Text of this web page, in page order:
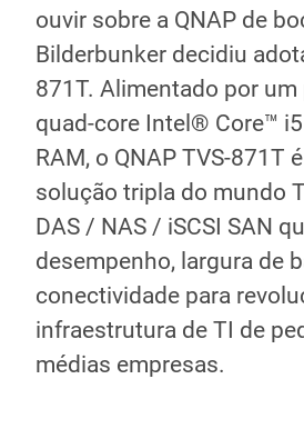
ouvir sobre a QNAP de
Bilderbunker decidiu
871T. Alimentado por
quad-core Intel® Core™
RAM, o QNAP TVS-871T
solução tripla do mundo
DAS / NAS / iSCSI SAN
desempenho, largura de
conectividade para
infraestrutura de TI de
médias empresas.